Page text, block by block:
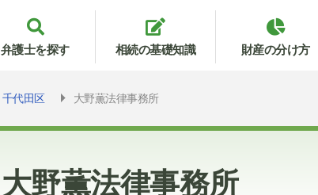
弁護士を探す 相続の基礎知識 財産の分け方
千代田区 大野薫法律事務所
大野薫法律事務所